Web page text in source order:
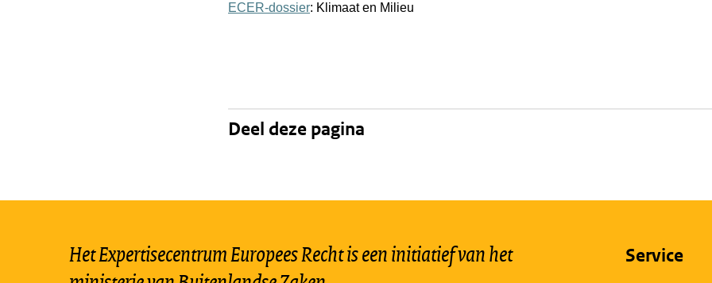
ECER-dossier: Klimaat en Milieu
Deel deze pagina
Het Expertisecentrum Europees Recht is een initiatief van het
Service